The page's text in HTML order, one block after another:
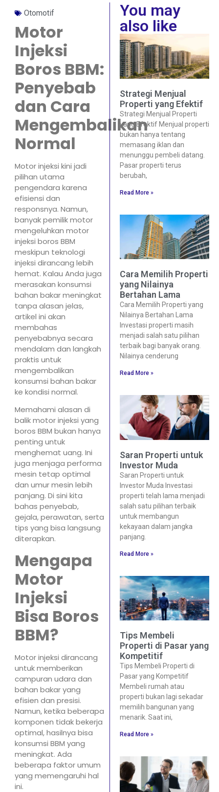
Otomotif
Motor
Injeksi
Boros BBM:
Penyebab
dan Cara
Mengembalikan
Normal
Motor injeksi kini jadi
pilihan utama
pengendara karena
efisiensi dan
responsnya. Namun,
banyak pemilik motor
mengeluhkan motor
injeksi boros BBM
meskipun teknologi
injeksi dirancang lebih
hemat. Kalau Anda juga
merasakan konsumsi
bahan bakar meningkat
tanpa alasan jelas,
artikel ini akan
membahas
penyebabnya secara
mendalam dan langkah
praktis untuk
mengembalikan
konsumsi bahan bakar
ke kondisi normal.
Memahami alasan di
balik motor injeksi yang
boros BBM bukan hanya
penting untuk
menghemat uang. Ini
juga menjaga performa
mesin tetap optimal
dan umur mesin lebih
panjang. Di sini kita
bahas penyebab,
gejala, perawatan, serta
tips yang bisa langsung
diterapkan.
Mengapa
Motor
Injeksi
Bisa Boros
BBM?
Motor injeksi dirancang
untuk memberikan
campuran udara dan
bahan bakar yang
efisien dan presisi.
Namun, ketika beberapa
komponen tidak bekerja
optimal, hasilnya bisa
konsumsi BBM yang
meningkat. Ada
beberapa faktor umum
yang memengaruhi hal
ini.
You may
also like
Strategi Menjual
Properti yang Efektif
Strategi Menjual Properti
yang Efektif Menjual properti
bukan hanya tentang
memasang iklan dan
menunggu pembeli datang.
Pasar properti terus
berubah,
Read More »
Cara Memilih Properti
yang Nilainya
Bertahan Lama
Cara Memilih Properti yang
Nilainya Bertahan Lama
Investasi properti masih
menjadi salah satu pilihan
terbaik bagi banyak orang.
Nilainya cenderung
Read More »
Saran Properti untuk
Investor Muda
Saran Properti untuk
Investor Muda Investasi
properti telah lama menjadi
salah satu pilihan terbaik
untuk membangun
kekayaan dalam jangka
panjang.
Read More »
Tips Membeli
Properti di Pasar yang
Kompetitif
Tips Membeli Properti di
Pasar yang Kompetitif
Membeli rumah atau
properti bukan lagi sekadar
memilih bangunan yang
menarik. Saat ini,
Read More »